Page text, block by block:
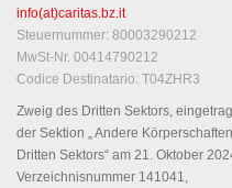
info(at)caritas.bz.it
Steuernummer: 80003290212
MwSt-Nr. 00414790212
Codice Destinatario: T04ZHR3
Zweig des Dritten Sektors,
der Sektion „ Andere
Dritten Sektors“ am 21. Oktober
Verzeichnisnummer 141041,